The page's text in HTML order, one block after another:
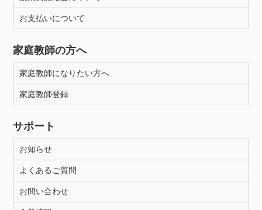
お支払いについて
家庭教師の方へ
家庭教師になりたい方へ
家庭教師登録
サポート
お知らせ
よくあるご質問
お問い合わせ